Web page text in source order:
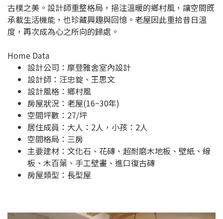
古樸之美。設計師重整格局，挹注溫暖的鄉村風，讓空間既
承載生活機能，也珍藏興趣與回憶。老屋因此重拾昔日溫
度，再次成為心之所向的歸處。
Home Data
設計公司： 摩登雅舍室內設計
設計師：汪忠錠、王思文
設計風格：鄉村風
房屋狀況：老屋(16~30年)
空間坪數：27/坪
居住成員：大人：2人，小孩：2人
空間格局：三房
主要建材：文化石、花磚、超耐磨木地板、壁紙、線
板、木百葉、手工壁畫、進口復古磚
房屋類型：長型屋